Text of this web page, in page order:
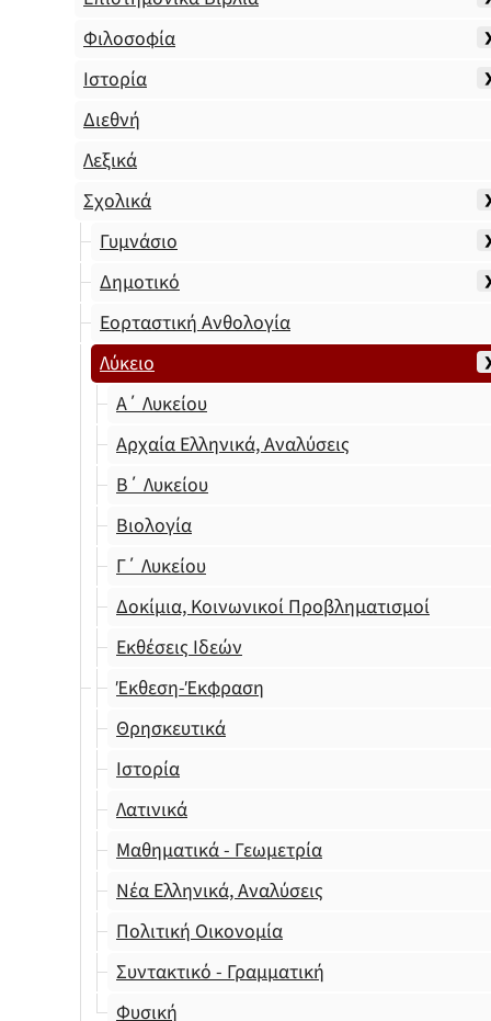
Φιλοσοφία
Ιστορία
Διεθνή
Λεξικά
Σχολικά
Γυμνάσιο
Δημοτικό
Εορταστική Ανθολογία
Λύκειο
Α΄ Λυκείου
Αρχαία Ελληνικά, Αναλύσεις
Β΄ Λυκείου
Βιολογία
Γ΄ Λυκείου
Δοκίμια, Κοινωνικοί Προβληματισμοί
Εκθέσεις Ιδεών
Έκθεση-Έκφραση
Θρησκευτικά
Ιστορία
Λατινικά
Μαθηματικά - Γεωμετρία
Νέα Ελληνικά, Αναλύσεις
Πολιτική Οικονομία
Συντακτικό - Γραμματική
Φυσική